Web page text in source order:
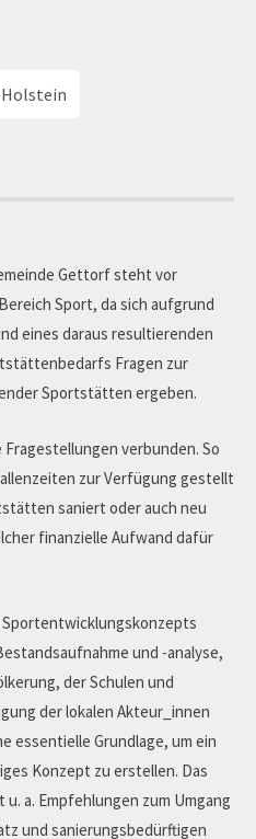
Gettorf steht vor
Sport, da sich aufgrund
eines daraus resultierenden
Fragen zur
Sportstätten ergeben.
verbunden. So
zur Verfügung gestellt
saniert oder auch neu
finanzielle Aufwand dafür
und -analyse,
der Schulen und
der lokalen Akteur_innen
essentielle Grundlage, um ein
Konzept zu erstellen. Das
a. Empfehlungen zum Umgang
und sanierungsbedürftigen